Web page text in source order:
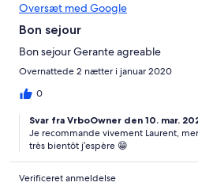
Oversæt med Google
Bon sejour
Bon sejour Gerante agreable
Overnattede 2 nætter i januar 2020
0
Svar fra VrboOwner den 10. mar.
Je recommande vivement Laurent,
très bientôt j’espère 😁
Verificeret anmeldelse